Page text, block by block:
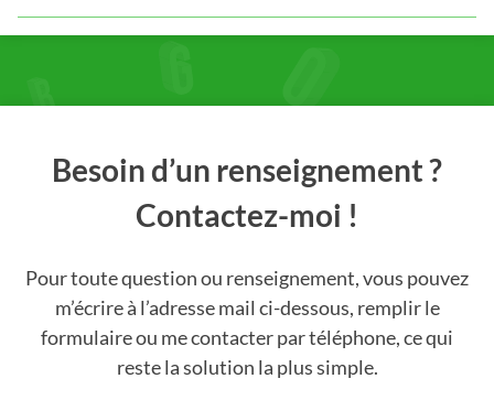
Besoin d’un renseignement ?
Contactez-moi !
Pour toute question ou renseignement, vous pouvez
m’écrire à l’adresse mail ci-dessous, remplir le
formulaire ou me contacter par téléphone, ce qui
reste la solution la plus simple.